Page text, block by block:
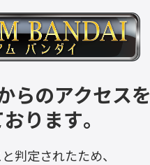
らのアクセスを
ります。
判定されたため、